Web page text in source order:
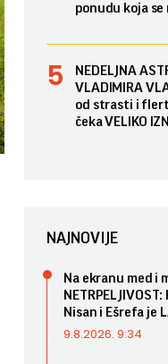
ponudu koja se
NEDELJNA
VLADIMIRA
od strasti i
čeka VELIKO
NAJNOVIJE
Na ekranu med i
Nisan i Ešrefa je
9.8.2026. 9:34